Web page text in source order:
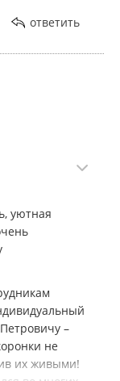
то
новую
ответить
уютная
–
не
их живыми!